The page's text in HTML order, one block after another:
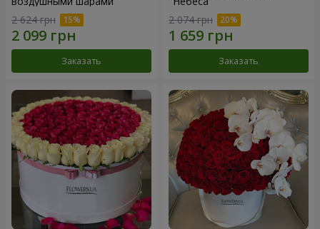
2 624 грн
Заказать
2 074 грн
Заказать